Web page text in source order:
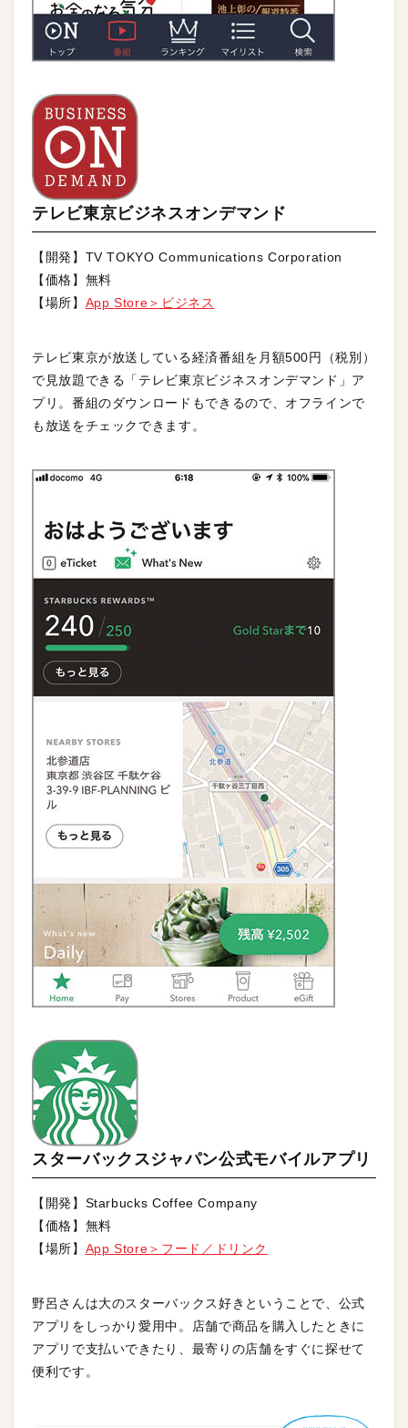
テレビ東京ビジネスオンデマンド
【開発】TV TOKYO Communications Corporation
【価格】無料
【場所】 App Store＞ビジネス
テレビ東京が放送している経済番組を月額500円（税別）
で見放題できる「テレビ東京ビジネスオンデマンド」ア
プリ。番組のダウンロードもできるので、オフラインで
も放送をチェックできます。
スターバックスジャパン公式モバイルアプリ
【開発】Starbucks Coffee Company
【価格】無料
【場所】 App Store＞フード／ドリンク
野呂さんは大のスターバックス好きということで、公式
アプリをしっかり愛用中。店舗で商品を購入したときに
アプリで支払いできたり、最寄りの店舗をすぐに探せて
便利です。